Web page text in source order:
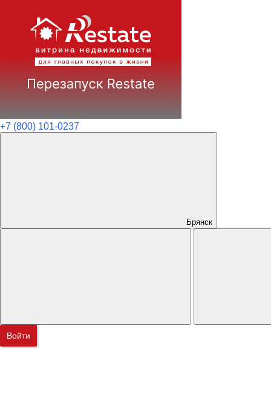
+7 (800) 101-0237
Брянск
Войти